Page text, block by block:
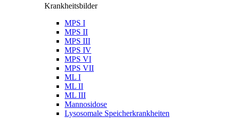
Krankheitsbilder
MPS I
MPS II
MPS III
MPS IV
MPS VI
MPS VII
ML I
ML II
ML III
Mannosidose
Lysosomale Speicherkrankheiten